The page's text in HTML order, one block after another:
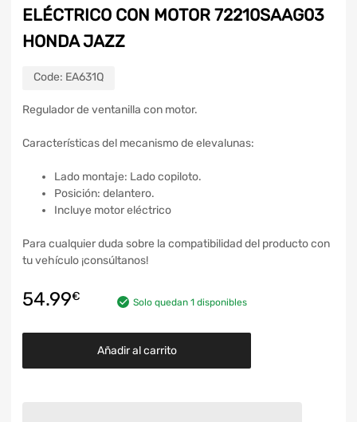
ELÉCTRICO CON MOTOR 72210SAAG03
HONDA JAZZ
Code: EA631Q
Regulador de ventanilla con motor.
Características del mecanismo de elevalunas:
Lado montaje: Lado copiloto.
Posición: delantero.
Incluye motor eléctrico
Para cualquier duda sobre la compatibilidad del producto con
tu vehículo ¡consúltanos!
54.99€ Solo quedan 1 disponibles
Añadir al carrito